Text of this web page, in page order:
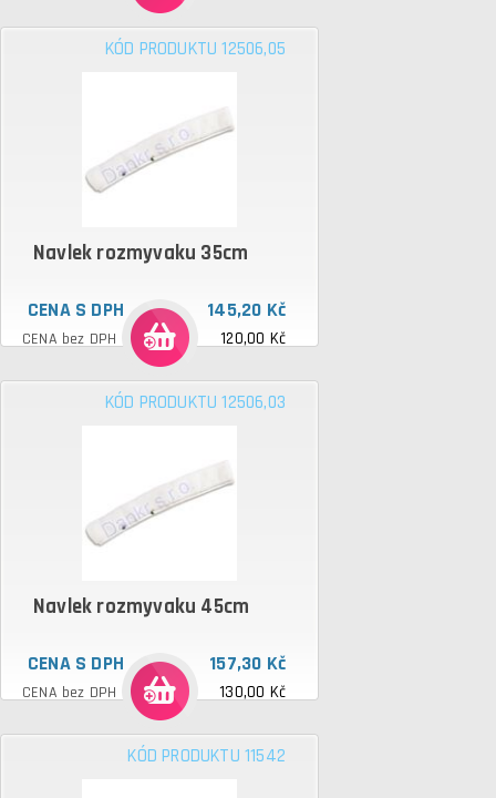
KÓD PRODUKTU 12506,05
Navlek rozmyvaku 35cm
CENA S DPH 145,20 Kč
CENA bez DPH 120,00 Kč
KÓD PRODUKTU 12506,03
Navlek rozmyvaku 45cm
CENA S DPH 157,30 Kč
CENA bez DPH 130,00 Kč
KÓD PRODUKTU 11542